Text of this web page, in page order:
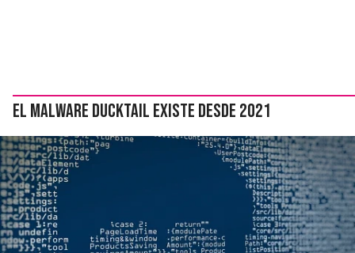
El malware Ducktail existe desde 2021